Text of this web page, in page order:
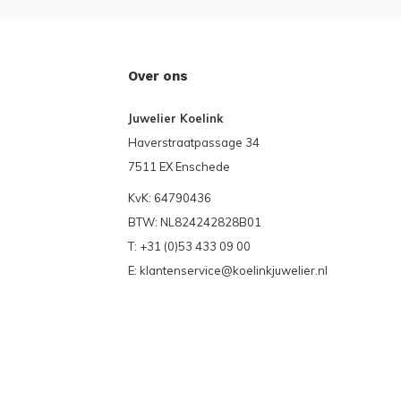
Over ons
Juwelier Koelink
Haverstraatpassage 34
7511 EX Enschede
KvK: 64790436
BTW: NL824242828B01
T: +31 (0)53 433 09 00
E: klantenservice@koelinkjuwelier.nl